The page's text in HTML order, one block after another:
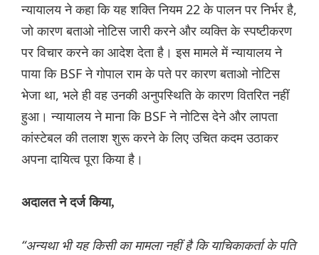
न्यायालय ने कहा कि यह शक्ति नियम 22 के पालन पर निर्भर है,
जो कारण बताओ नोटिस जारी करने और व्यक्ति के स्पष्टीकरण
पर विचार करने का आदेश देता है। इस मामले में न्यायालय ने
पाया कि BSF ने गोपाल राम के पते पर कारण बताओ नोटिस
भेजा था, भले ही वह उनकी अनुपस्थिति के कारण वितरित नहीं
हुआ। न्यायालय ने माना कि BSF ने नोटिस देने और लापता
कांस्टेबल की तलाश शुरू करने के लिए उचित कदम उठाकर
अपना दायित्व पूरा किया है।
अदालत ने दर्ज किया,
“अन्यथा भी यह किसी का मामला नहीं है कि याचिकाकर्ता के पति